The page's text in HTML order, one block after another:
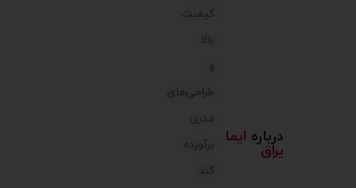
درباره ایما
یراق
کیفیت
بالا
و
طراحی‌های
مدرن
برآورده
کند.